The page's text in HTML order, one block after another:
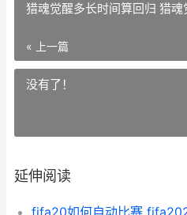
猎魂觉醒多长时间算回归 猎
« 上一篇
没有了！
延伸阅读
fifa20如何自动比赛